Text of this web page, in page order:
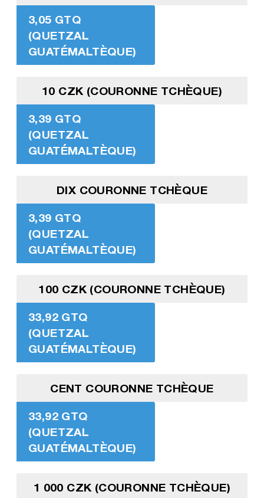
3,05 GTQ
(QUETZAL
GUATÉMALTÈQUE)
10 CZK (COURONNE TCHÈQUE)
3,39 GTQ
(QUETZAL
GUATÉMALTÈQUE)
DIX COURONNE TCHÈQUE
3,39 GTQ
(QUETZAL
GUATÉMALTÈQUE)
100 CZK (COURONNE TCHÈQUE)
33,92 GTQ
(QUETZAL
GUATÉMALTÈQUE)
CENT COURONNE TCHÈQUE
33,92 GTQ
(QUETZAL
GUATÉMALTÈQUE)
1 000 CZK (COURONNE TCHÈQUE)